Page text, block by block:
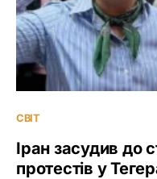
СВІТ
Іран засудив до
протестів у